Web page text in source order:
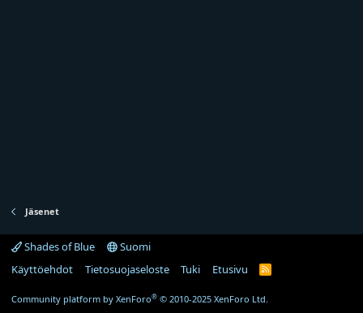
Jäsenet
Shades of Blue
Suomi
Käyttöehdot
Tietosuojaseloste Tuki Etusivu
R
Community platform by XenForo® © 2010-2025 XenForo Ltd.